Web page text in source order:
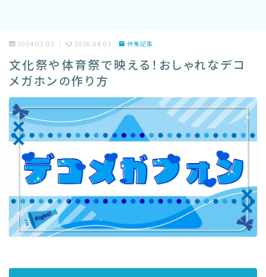
2024.03.03 2026.04.02 特集記事
文化祭や体育祭で映える！おしゃれなデコ
メガホンの作り方